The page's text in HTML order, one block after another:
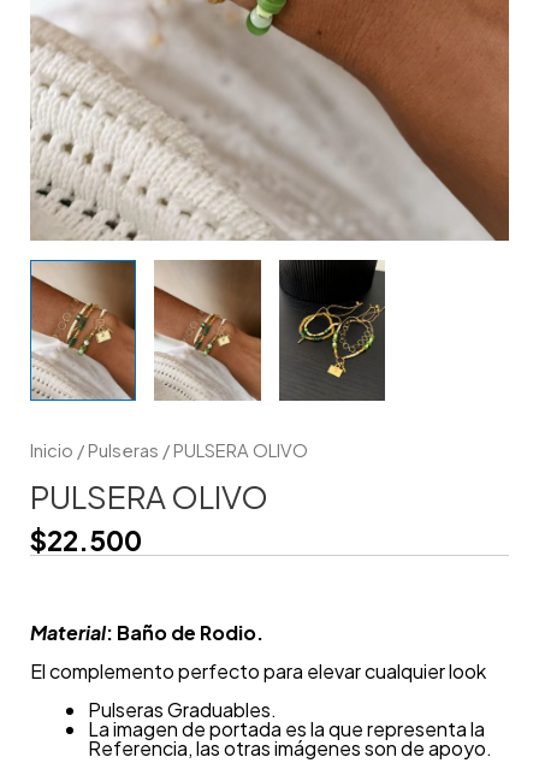
Inicio /Pulseras / PULSERA OLIVO
PULSERA OLIVO
$22.500
Material: Baño de Rodio.
El complemento perfecto para elevar cualquier look
Pulseras Graduables.
La imagen de portada es la que representa la
Referencia, las otras imágenes son de apoyo.